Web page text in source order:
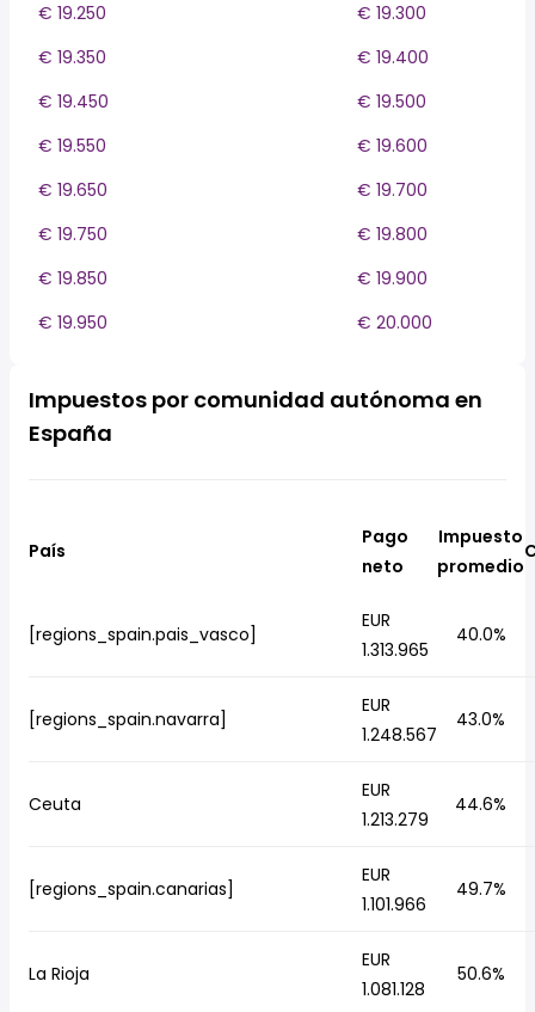
€ 19.250
€ 19.300
€ 19.350
€ 19.400
€ 19.450
€ 19.500
€ 19.550
€ 19.600
€ 19.650
€ 19.700
€ 19.750
€ 19.800
€ 19.850
€ 19.900
€ 19.950
€ 20.000
Impuestos por comunidad autónoma en
España
País
Pago
neto
Impuesto
promedio
[regions_spain.pais_vasco]
EUR
1.313.965
40.0%
[regions_spain.navarra]
EUR
1.248.567
43.0%
Ceuta
EUR
1.213.279
44.6%
[regions_spain.canarias]
EUR
1.101.966
49.7%
La Rioja
EUR
1.081.128
50.6%